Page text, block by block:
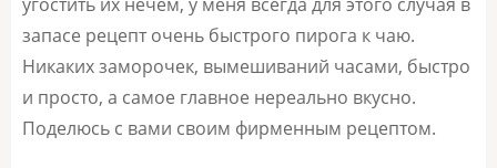
запасе рецепт очень быстрого пирога к чаю.
Никаких заморочек, вымешиваний часами, быстро
и просто, а самое главное нереально вкусно.
Поделюсь с вами своим фирменным рецептом.